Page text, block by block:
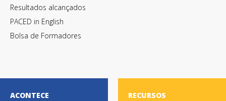
Resultados alcançados
PACED in English
Bolsa de Formadores
ACONTECE RECURSOS